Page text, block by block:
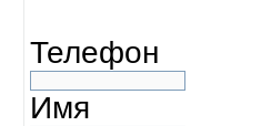
Телефон
Имя